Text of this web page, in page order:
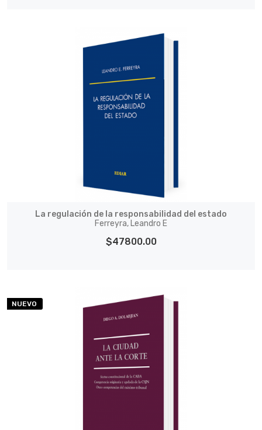
La regulación de la responsabilidad del estado
Ferreyra, Leandro E
$47800.00
NUEVO